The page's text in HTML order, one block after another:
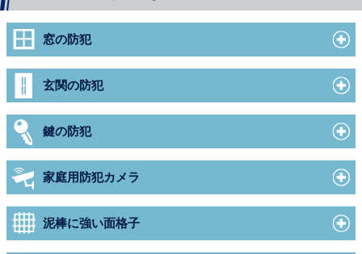
窓の防犯
玄関の防犯
鍵の防犯
家庭用防犯カメラ
泥棒に強い面格子